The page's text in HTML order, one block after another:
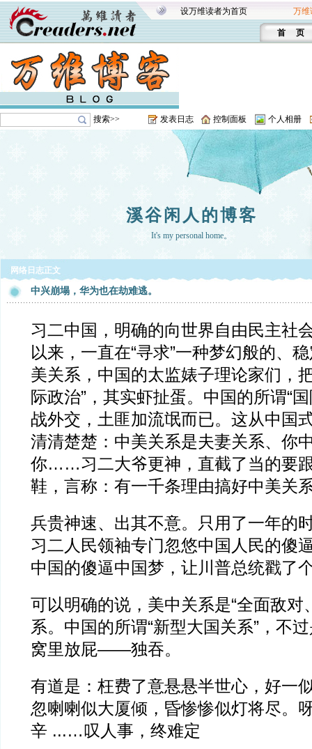
设万维读者为首页 万维
首 页
搜索>> 发表日志 控制面板 个人相册
溪谷闲人的博客
It's my personal home。
网络日志正文
中兴崩塌，华为也在劫难逃。
习二中国，明确的向世界自由民主社
以来，一直在“寻求”一种梦幻般的、
美关系，中国的太监婊子理论家们，
际政治”，其实虾扯蛋。中国的所谓“
战外交，土匪加流氓而已。这从中国
清清楚楚：中美关系是夫妻关系、你
你……习二大爷更神，直截了当的要跟
鞋，言称：有一千条理由搞好中美
兵贵神速、出其不意。只用了一年的
习二人民领袖专门忽悠中国人民的傻
中国的傻逼中国梦，让川普总统戳了
可以明确的说，美中关系是“全面敌对
系。中国的所谓“新型大国关系”，不
窝里放屁——独吞。
有道是：枉费了意悬悬半世心，好一
忽喇喇似大厦倾，昏惨惨似灯将尽。
辛 ...…叹人事，终难定